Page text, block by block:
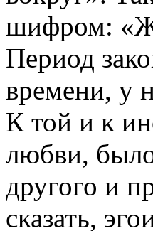
шифром:
Период
времени, у
К той и к
любви, было
другого и
сказать,